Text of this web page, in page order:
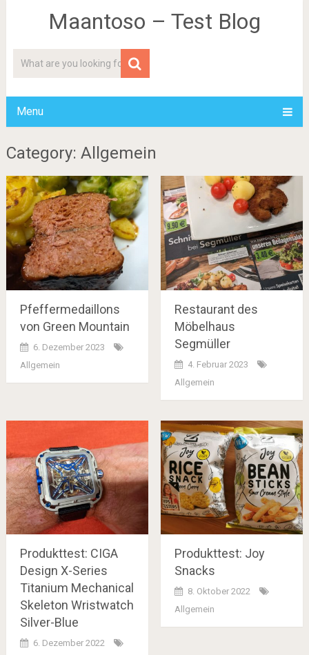
Maantoso – Test Blog
Menu
Category: Allgemein
Pfeffermedaillons
von Green Mountain
6. Dezember 2023
Allgemein
Restaurant des
Möbelhaus
Segmüller
4. Februar 2023
Allgemein
Produkttest: CIGA
Design X-Series
Titanium Mechanical
Skeleton Wristwatch
Silver-Blue
6. Dezember 2022
Produkttest: Joy
Snacks
8. Oktober 2022
Allgemein